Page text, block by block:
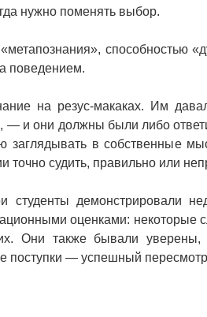
нужно поменять выбор.
способностью
поведением.
на резус-макаках. Им
— и они должны были либо
заглядывать в собственные
точно судить, правильно или
демонстрировали
оценками: некоторые
Они также бывали
поступки — успешный